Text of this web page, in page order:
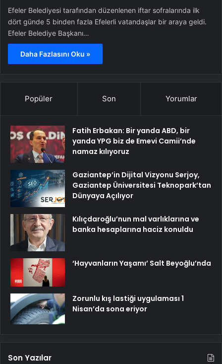
Efeler Belediyesi tarafından düzenlenen iftar sofralarında ilk
dört günde 5 binden fazla Efelerli vatandaşlar bir araya geldi.
Efeler Belediye Başkanı…
Daha Fazlasını Oku »
Popüler Son Yorumlar
Fatih Erbakan: Bir yanda ABD, bir
yanda YPG biz de Emevi Camii’nde
namaz kılıyoruz
Gaziantep’in Dijital Vizyonu Serjoy,
Gaziantep Üniversitesi Teknopark’tan
Dünyaya Açılıyor
Kılıçdaroğlu’nun mal varlıklarına ve
banka hesaplarına haciz konuldu
‘Hayvanların Yaşamı’ Salt Beyoğlu’nda
Zorunlu kış lastiği uygulaması 1
Nisan’da sona eriyor
Son Yazılar